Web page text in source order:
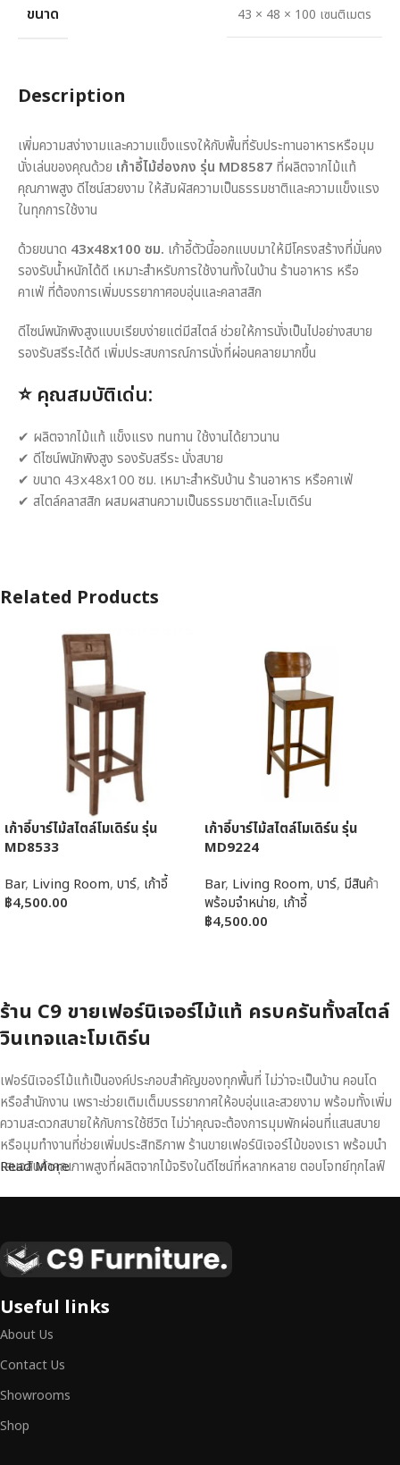
ขนาด 43 × 48 × 100 เซนติเมตร
Description
เพิ่มความสง่างามและความแข็งแรงให้กับพื้นที่รับประทานอาหารหรือมุม
นั่งเล่นของคุณด้วย เก้าอี้ไม้ฮ่องกง รุ่น MD8587 ที่ผลิตจากไม้แท้
คุณภาพสูง ดีไซน์สวยงาม ให้สัมผัสความเป็นธรรมชาติและความแข็งแรง
ในทุกการใช้งาน
ด้วยขนาด 43x48x100 ซม. เก้าอี้ตัวนี้ออกแบบมาให้มีโครงสร้างที่มั่นคง
รองรับน้ำหนักได้ดี เหมาะสำหรับการใช้งานทั้งในบ้าน ร้านอาหาร หรือ
คาเฟ่ ที่ต้องการเพิ่มบรรยากาศอบอุ่นและคลาสสิก
ดีไซน์พนักพิงสูงแบบเรียบง่ายแต่มีสไตล์ ช่วยให้การนั่งเป็นไปอย่างสบาย
รองรับสรีระได้ดี เพิ่มประสบการณ์การนั่งที่ผ่อนคลายมากขึ้น
⭐ คุณสมบัติเด่น:
✔ ผลิตจากไม้แท้ แข็งแรง ทนทาน ใช้งานได้ยาวนาน
✔ ดีไซน์พนักพิงสูง รองรับสรีระ นั่งสบาย
✔ ขนาด 43x48x100 ซม. เหมาะสำหรับบ้าน ร้านอาหาร หรือคาเฟ่
✔ สไตล์คลาสสิก ผสมผสานความเป็นธรรมชาติและโมเดิร์น
Related Products
เก้าอี้บาร์ไม้สไตล์โมเดิร์น รุ่น
MD8533
Bar, Living Room, บาร์, เก้าอี้
฿4,500.00
เก้าอี้บาร์ไม้สไตล์โมเดิร์น รุ่น
MD9224
Bar, Living Room, บาร์, มีสินค้า
พร้อมจำหน่าย, เก้าอี้
฿4,500.00
ร้าน C9 ขายเฟอร์นิเจอร์ไม้แท้ ครบครันทั้งสไตล์
วินเทจและโมเดิร์น
เฟอร์นิเจอร์ไม้แท้เป็นองค์ประกอบสำคัญของทุกพื้นที่ ไม่ว่าจะเป็นบ้าน คอนโด
หรือสำนักงาน เพราะช่วยเติมเต็มบรรยากาศให้อบอุ่นและสวยงาม พร้อมทั้งเพิ่ม
ความสะดวกสบายให้กับการใช้ชีวิต ไม่ว่าคุณจะต้องการมุมพักผ่อนที่แสนสบาย
หรือมุมทำงานที่ช่วยเพิ่มประสิทธิภาพ ร้านขายเฟอร์นิเจอร์ไม้ของเรา พร้อมนำ
เสนอสินค้าคุณภาพสูงที่ผลิตจากไม้จริงในดีไซน์ที่หลากหลาย ตอบโจทย์ทุกไลฟ์
เหนือระดับ
เฟอร์นิเจอร์ไม้ไม่ใช่เพียงของตกแต่ง แต่เป็นงานศิลปะที่สะท้อนถึงรสนิยมและ
สามารถผสานความสวยงาม ความแข็งแรง และการใช้งานที่ตอบโจทย์ทุกความ
ต้องการได้อย่างลงตัว เฟอร์นิเจอร์ทุกชิ้นของเราผลิตจากวัสดุคุณภาพสูง ผ่าน
การตรวจสอบมาตรฐานอย่างเคร่งครัด
สิก และการใช้งานที่ยาวนาน
Read More
Useful links
About Us
Contact Us
Showrooms
Shop